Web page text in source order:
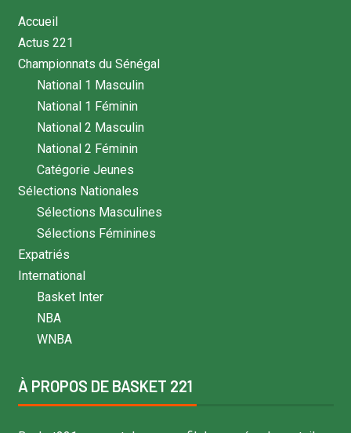
Accueil
Actus 221
Championnats du Sénégal
National 1 Masculin
National 1 Féminin
National 2 Masculin
National 2 Féminin
Catégorie Jeunes
Sélections Nationales
Sélections Masculines
Sélections Féminines
Expatriés
International
Basket Inter
NBA
WNBA
À PROPOS DE BASKET 221